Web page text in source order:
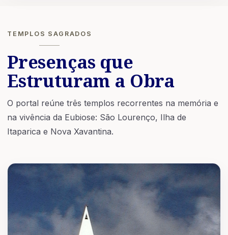
TEMPLOS SAGRADOS
Presenças que
Estruturam a Obra
O portal reúne três templos recorrentes na memória e
na vivência da Eubiose: São Lourenço, Ilha de
Itaparica e Nova Xavantina.